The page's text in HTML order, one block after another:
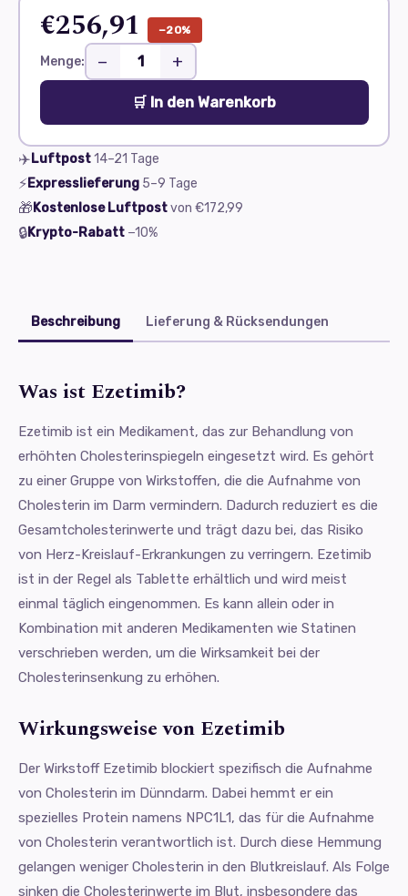
€256,91 −20%
Menge: − +
🛒 In den Warenkorb
✈️Luftpost14–21 Tage
⚡Expresslieferung 5–9 Tage
🎁Kostenlose Luftpostvon €172,99
🔒Krypto-Rabatt −10%
Beschreibung Lieferung & Rücksendungen
Was ist Ezetimib?
Ezetimib ist ein Medikament, das zur Behandlung von
erhöhten Cholesterinspiegeln eingesetzt wird. Es gehört
zu einer Gruppe von Wirkstoffen, die die Aufnahme von
Cholesterin im Darm vermindern. Dadurch reduziert es die
Gesamtcholesterinwerte und trägt dazu bei, das Risiko
von Herz-Kreislauf-Erkrankungen zu verringern. Ezetimib
ist in der Regel als Tablette erhältlich und wird meist
einmal täglich eingenommen. Es kann allein oder in
Kombination mit anderen Medikamenten wie Statinen
verschrieben werden, um die Wirksamkeit bei der
Cholesterinsenkung zu erhöhen.
Wirkungsweise von Ezetimib
Der Wirkstoff Ezetimib blockiert spezifisch die Aufnahme
von Cholesterin im Dünndarm. Dabei hemmt er ein
spezielles Protein namens NPC1L1, das für die Aufnahme
von Cholesterin verantwortlich ist. Durch diese Hemmung
gelangen weniger Cholesterin in den Blutkreislauf. Als Folge
sinken die Cholesterinwerte im Blut, insbesondere das